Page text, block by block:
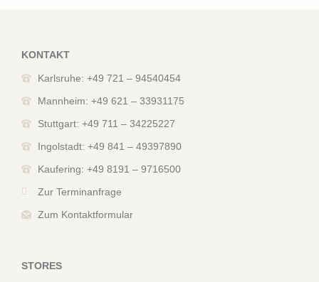
KONTAKT
Karlsruhe: +49 721 – 94540454
Mannheim: +49 621 – 33931175
Stuttgart: +49 711 – 34225227
Ingolstadt: +49 841 – 49397890
Kaufering: +49 8191 – 9716500
Zur Terminanfrage
Zum Kontaktformular
STORES